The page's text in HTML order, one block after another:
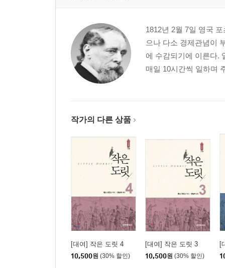
1812년 2월 7일 영국
으나 다소 경제관념이
에 수감되기에 이른다.
매일 10시간씩 일하며
작가의 다른 상품
[대여] 작은 도릿 4
10,500원 (30% 할인)
[대여] 작은 도릿 3
10,500원 (30% 할인)
[